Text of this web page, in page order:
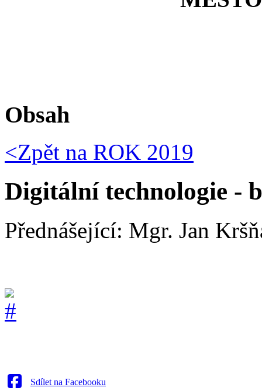
Obsah
<Zpět na ROK 2019
Digitální technologie -
Přednášející: Mgr. Jan
Sdílet na Facebooku